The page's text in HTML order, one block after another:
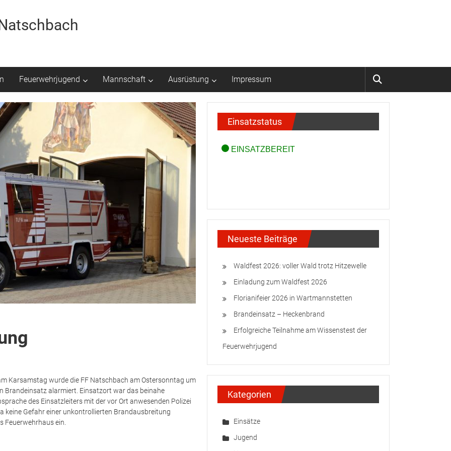
Feuerwehrjugend Mannschaft Ausrüstung Impressum
Karsamstag wurde die FF Natschbach am Ostersonntag um
Brandeinsatz alarmiert. Einsatzort war das beinahe
des Einsatzleiters mit der vor Ort anwesenden Polizei
keine Gefahr einer unkontrollierten Brandausbreitung
Feuerwehrhaus ein.
Einsatzstatus
Neueste Beiträge
Waldfest 2026: voller Wald trotz Hitzewelle
Einladung zum Waldfest 2026
Florianifeier 2026 in Wartmannstetten
Brandeinsatz – Heckenbrand
Erfolgreiche Teilnahme am Wissenstest der
Feuerwehrjugend
Kategorien
Einsätze
Jugend